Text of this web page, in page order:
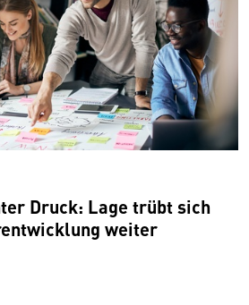
Druck: Lage trübt sich
weiter